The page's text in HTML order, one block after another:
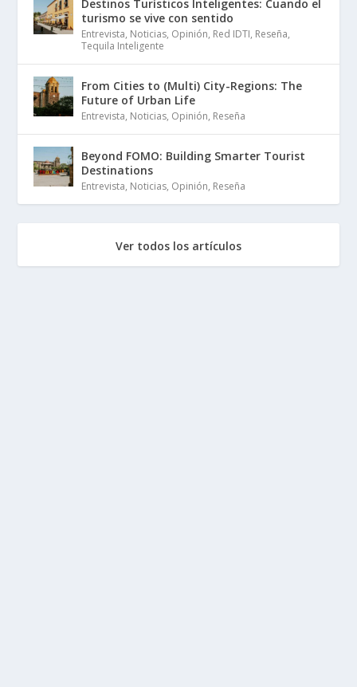
Destinos Turísticos Inteligentes: Cuando el
turismo se vive con sentido
Entrevista, Noticias, Opinión, Red IDTI, Reseña,
Tequila Inteligente
From Cities to (Multi) City-Regions: The
Future of Urban Life
Entrevista, Noticias, Opinión, Reseña
Beyond FOMO: Building Smarter Tourist
Destinations
Entrevista, Noticias, Opinión, Reseña
Ver todos los artículos